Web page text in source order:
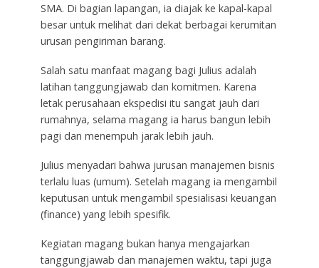
SMA. Di bagian lapangan, ia diajak ke kapal-kapal
besar untuk melihat dari dekat berbagai kerumitan
urusan pengiriman barang.
Salah satu manfaat magang bagi Julius adalah
latihan tanggungjawab dan komitmen. Karena
letak perusahaan ekspedisi itu sangat jauh dari
rumahnya, selama magang ia harus bangun lebih
pagi dan menempuh jarak lebih jauh.
Julius menyadari bahwa jurusan manajemen bisnis
terlalu luas (umum). Setelah magang ia mengambil
keputusan untuk mengambil spesialisasi keuangan
(finance) yang lebih spesifik.
Kegiatan magang bukan hanya mengajarkan
tanggungjawab dan manajemen waktu, tapi juga